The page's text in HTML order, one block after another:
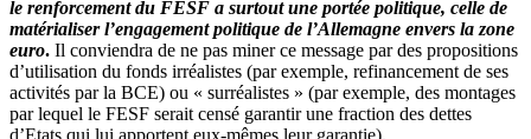
le renforcement du FESF a surtout une portée politique, celle de
matérialiser l’engagement politique de l’Allemagne envers la zone
euro. Il conviendra de ne pas miner ce message par des propositions
d’utilisation du fonds irréalistes (par exemple, refinancement de ses
activités par la BCE) ou « surréalistes » (par exemple, des montages
par lequel le FESF serait censé garantir une fraction des dettes
d’Etats qui lui apportent eux-mêmes leur garantie).